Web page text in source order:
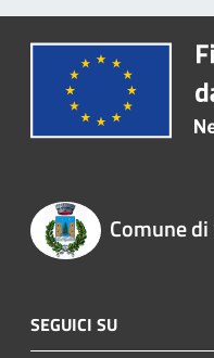
Comune
SEGUICI SU